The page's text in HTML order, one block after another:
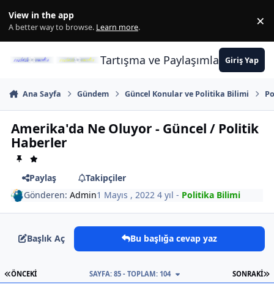
View in the app
A better way to browse. Learn more. ×
Tartışma ve PaylaşımlarınGiriş Yap
Ana Sayfa Gündem Güncel Konular ve Politika Bilimi
Amerika'da Ne Oluyor - Güncel / Politik
Haberler
Paylaş
Takipçiler
Gönderen:Admin1 Mayıs , 20224 yıl - Politika Bilimi
Başlık Aç Bu başlığa cevap yaz
İLK SAYFA
ÖNCEKI SONRAKI
SAYFA: 85 - TOPLAM: 104